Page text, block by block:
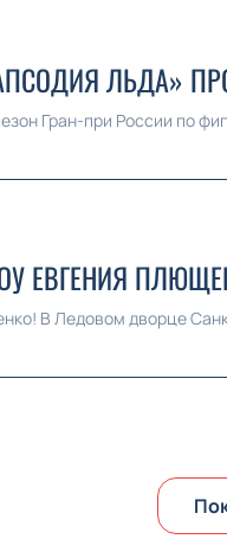
ЛЬДА»
Гран-при России по
ЕВГЕНИЯ
В Ледовом дворце